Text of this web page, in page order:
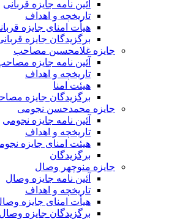
آئین نامه جایزه قربانی
تاریخچه و اهداف
هیأت امنای جایزه
برگزیدگان جایزه
جایزه غلامحسین مصاحب
آئین نامه جایزه
تاریخچه و اهداف
هیئت امنا
برگزیدگان جایزه
جایزه محمدحسن نجومی
آئین نامه جایزه نجومی
تاریخچه و اهداف
هیئت امنای جایزه
برگزیدگان
جایزه منوچهر وصال
آئین نامه جایزه وصال
تاریخچه و اهداف
هیأت امنای جایزه
برگزیدگان جایزه وصال